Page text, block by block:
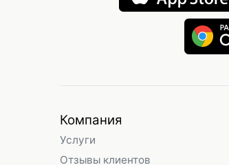
Компания
Услуги
Отзывы клиентов